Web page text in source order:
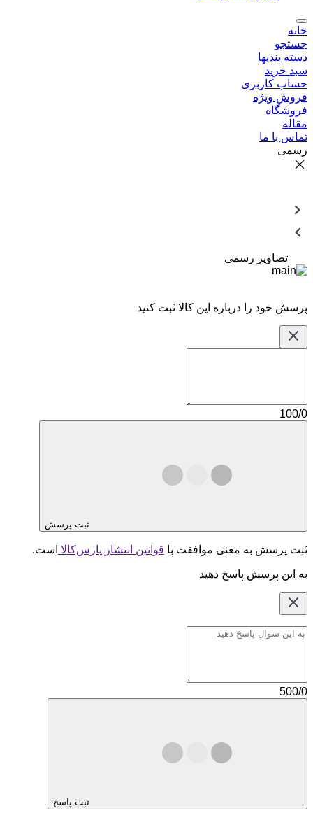
خانه
جستجو
دسته بندیها
سبد خرید
حساب کاربری
فروش ویژه
فروشگاه
مقاله
تماس با ما
رسمی
تصاویر رسمی
پرسش خود را درباره این کالا ثبت کنید
100/0
ثبت پرسش
ثبت پرسش به معنی موافقت با قوانین انتشار پارس‌کالا است.
به این پرسش پاسخ دهید
500/0
ثبت پاسخ